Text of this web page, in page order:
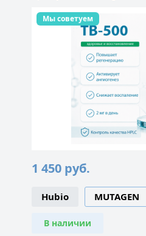
Мы советуем
Hubio MUTAGEN
1 450 руб.
В наличии